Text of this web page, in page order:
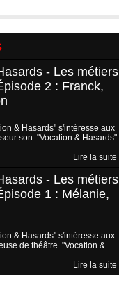
- Les métiers
2 : Franck,
& Hasards" s'intéresse aux
son. "Vocation & Hasards"
Lire la suite
- Les métiers
1 : Mélanie,
& Hasards" s'intéresse aux
de théâtre. "Vocation &
Lire la suite